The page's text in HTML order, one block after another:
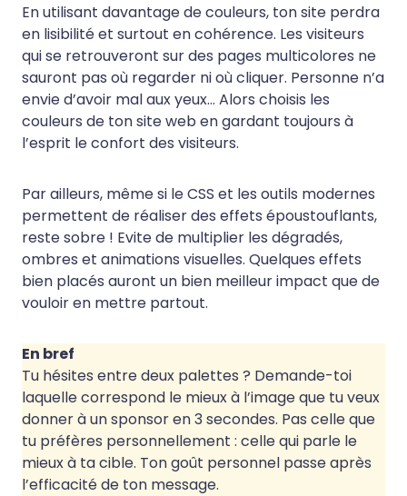
En utilisant davantage de couleurs, ton site perdra
en lisibilité et surtout en cohérence. Les visiteurs
qui se retrouveront sur des pages multicolores ne
sauront pas où regarder ni où cliquer. Personne n’a
envie d’avoir mal aux yeux… Alors choisis les
couleurs de ton site web en gardant toujours à
l’esprit le confort des visiteurs.
Par ailleurs, même si le CSS et les outils modernes
permettent de réaliser des effets époustouflants,
reste sobre ! Evite de multiplier les dégradés,
ombres et animations visuelles. Quelques effets
bien placés auront un bien meilleur impact que de
vouloir en mettre partout.
En bref
Tu hésites entre deux palettes ? Demande-toi
laquelle correspond le mieux à l’image que tu veux
donner à un sponsor en 3 secondes. Pas celle que
tu préfères personnellement : celle qui parle le
mieux à ta cible. Ton goût personnel passe après
l’efficacité de ton message.